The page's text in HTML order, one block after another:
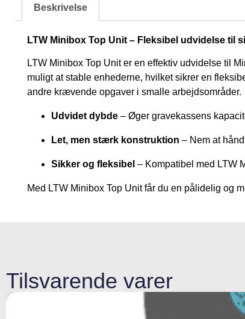
Beskrivelse
LTW Minibox Top Unit – Fleksibel udvidelse til
LTW Minibox Top Unit er en effektiv udvidelse til
muligt at stable enhederne, hvilket sikrer en
andre krævende opgaver i smalle arbejdsområder.
Udvidet dybde – Øger gravekassens
Let, men stærk konstruktion – Nem at
Sikker og fleksibel – Kompatibel med LTW
Med LTW Minibox Top Unit får du en pålidelig og
Tilsvarende varer